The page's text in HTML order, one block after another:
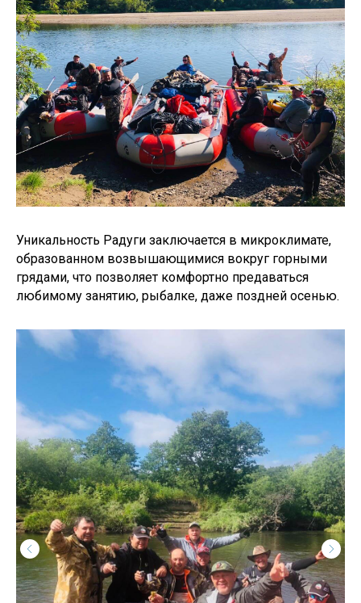
Уникальность Радуги заключается в микроклимате,
образованном возвышающимися вокруг горными
грядами, что позволяет комфортно предаваться
любимому занятию, рыбалке, даже поздней осенью.